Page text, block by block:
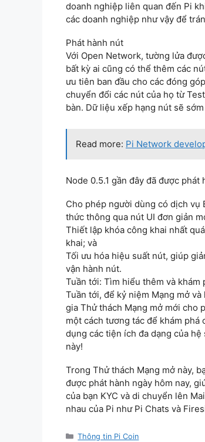
doanh nghiệp liên quan đến Pi
các doanh nghiệp như vậy để
Phát hành nút
Với Open Network, tường lửa
bất kỳ ai cũng có thể thêm các
ưu tiên ban đầu cho các đóng
chuyển đổi các nút của họ từ
bàn. Dữ liệu xếp hạng nút sẽ
Read more: Pi Network
Node 0.5.1 gần đây đã được
Cho phép người dùng có dịch vụ
thức thông qua nút UI đơn giản
Thiết lập khóa công khai nhất
khai; và
Tối ưu hóa hiệu suất nút, giúp
vận hành nút.
Tuần tới: Tìm hiểu thêm và
Tuần tới, để kỷ niệm Mạng mở
gia Thử thách Mạng mở mới cho
một cách tương tác để khám phá
dụng các tiện ích đa dạng của
này!
Trong Thử thách Mạng mở này,
được phát hành ngày hôm nay,
của bạn KYC và di chuyển lên
nhau của Pi như Pi Chats và
Categories
Thông tin Pi Coin